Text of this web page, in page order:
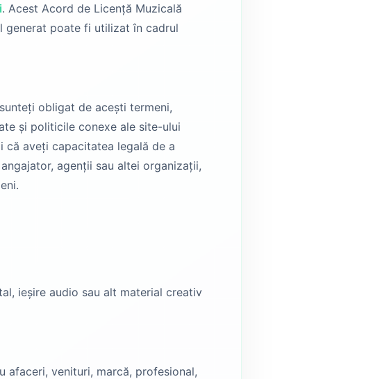
. Acest Acord de Licență Muzicală
generat poate fi utilizat în cadrul
obligat de acești termeni,
și politicile conexe ale site-ului
că aveți capacitatea legală de a
agenții sau altei organizații,
ieșire audio sau alt material creativ
afaceri, venituri, marcă, profesional,